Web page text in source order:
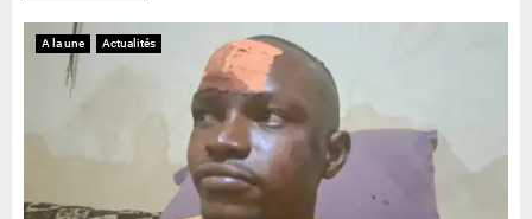
A la une Actualités